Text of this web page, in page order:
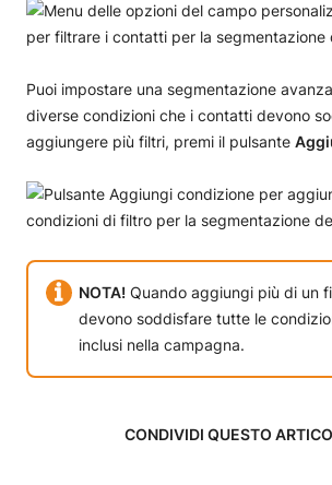
Puoi impostare una segmentazione
diverse condizioni che i contatti devono
aggiungere più filtri, premi il pulsante
NOTA! Quando aggiungi più di un
devono soddisfare tutte le
inclusi nella campagna.
CONDIVIDI QUESTO